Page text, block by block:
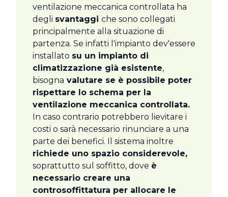
ventilazione meccanica controllata ha
degli svantaggi che sono collegati
principalmente alla situazione di
partenza. Se infatti l'impianto dev'essere
installato su un impianto di
climatizzazione già esistente,
bisogna valutare se è possibile poter
rispettare lo schema per la
ventilazione meccanica controllata.
In caso contrario potrebbero lievitare i
costi o sarà necessario rinunciare a una
parte dei benefici. Il sistema inoltre
richiede uno spazio considerevole,
soprattutto sul soffitto, dove è
necessario creare una
controsoffittatura per allocare le